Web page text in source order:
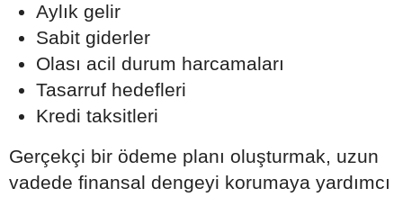
Aylık gelir
Sabit giderler
Olası acil durum harcamaları
Tasarruf hedefleri
Kredi taksitleri
Gerçekçi bir ödeme planı oluşturmak, uzun
vadede finansal dengeyi korumaya yardımcı